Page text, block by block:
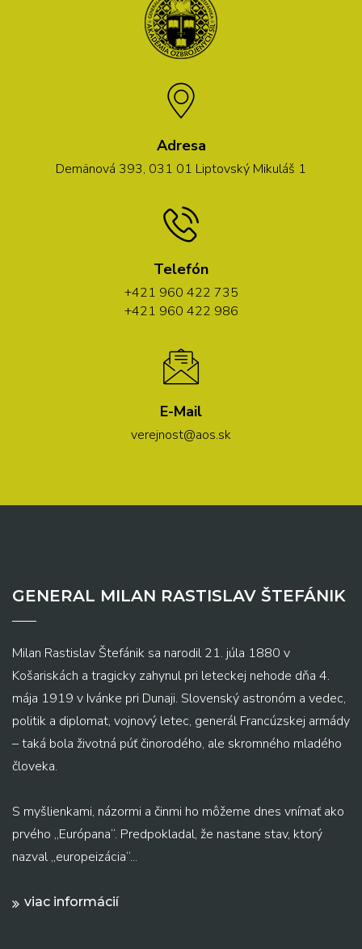
Adresa
Demänová 393, 031 01 Liptovský Mikuláš 1
Telefón
+421 960 422 735
+421 960 422 986
E-Mail
verejnost@aos.sk
GENERAL MILAN RASTISLAV ŠTEFÁNIK
Milan Rastislav Štefánik sa narodil 21. júla 1880 v
Košariskách a tragicky zahynul pri leteckej nehode dňa 4.
mája 1919 v Ivánke pri Dunaji. Slovenský astronóm a vedec,
politik a diplomat, vojnový letec, generál Francúzskej armády
– taká bola životná púť činorodého, ale skromného mladého
človeka.
S myšlienkami, názormi a činmi ho môžeme dnes vnímať ako
prvého „Európana“. Predpokladal, že nastane stav, ktorý
nazval „europeizácia“...
viac informácií